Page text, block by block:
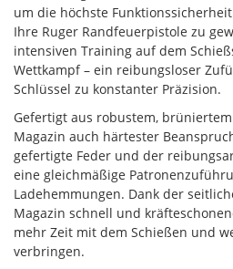
um die höchste
Ihre Ruger Randfeuerpistole zu
intensiven Training auf dem
Wettkampf – ein reibungsloser
Schlüssel zu konstanter Präzision.
Gefertigt aus robustem,
Magazin auch härtester
gefertigte Feder und der
eine gleichmäßige
Ladehemmungen. Dank der
Magazin schnell und
mehr Zeit mit dem Schießen und
verbringen.